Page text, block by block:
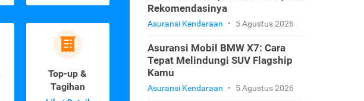
Top-up &
Tagihan
Rekomendasinya
Asuransi Kendaraan • 5 Agustus 2026
Asuransi Mobil BMW X7: Cara
Tepat Melindungi SUV Flagship
Kamu
Asuransi Kendaraan • 5 Agustus 2026